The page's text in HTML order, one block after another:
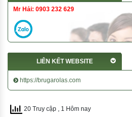
Mr Hải: 0903 232 629
LIÊN KẾT WEBSITE
https://brugarolas.com
20 Truy cập , 1 Hôm nay